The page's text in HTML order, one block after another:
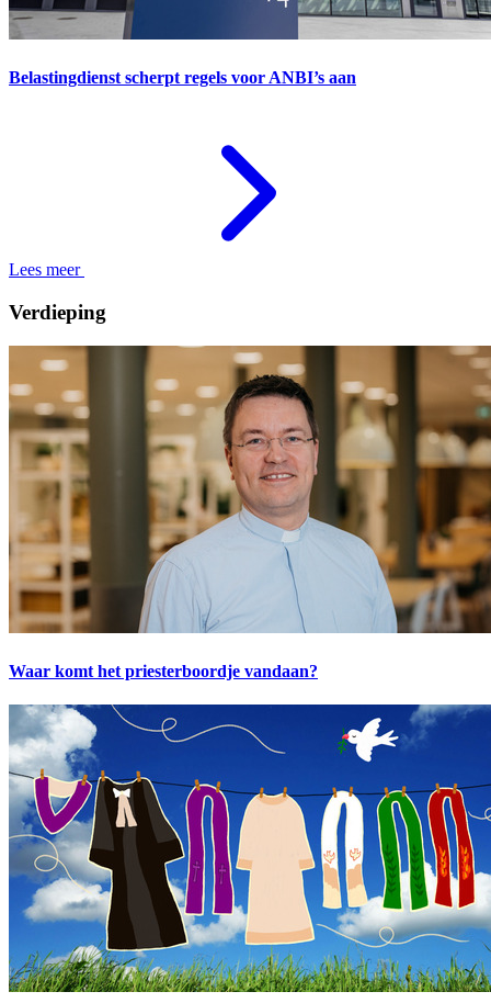
Belastingdienst scherpt regels voor ANBI’s aan
Lees meer
Verdieping
Waar komt het priesterboordje vandaan?